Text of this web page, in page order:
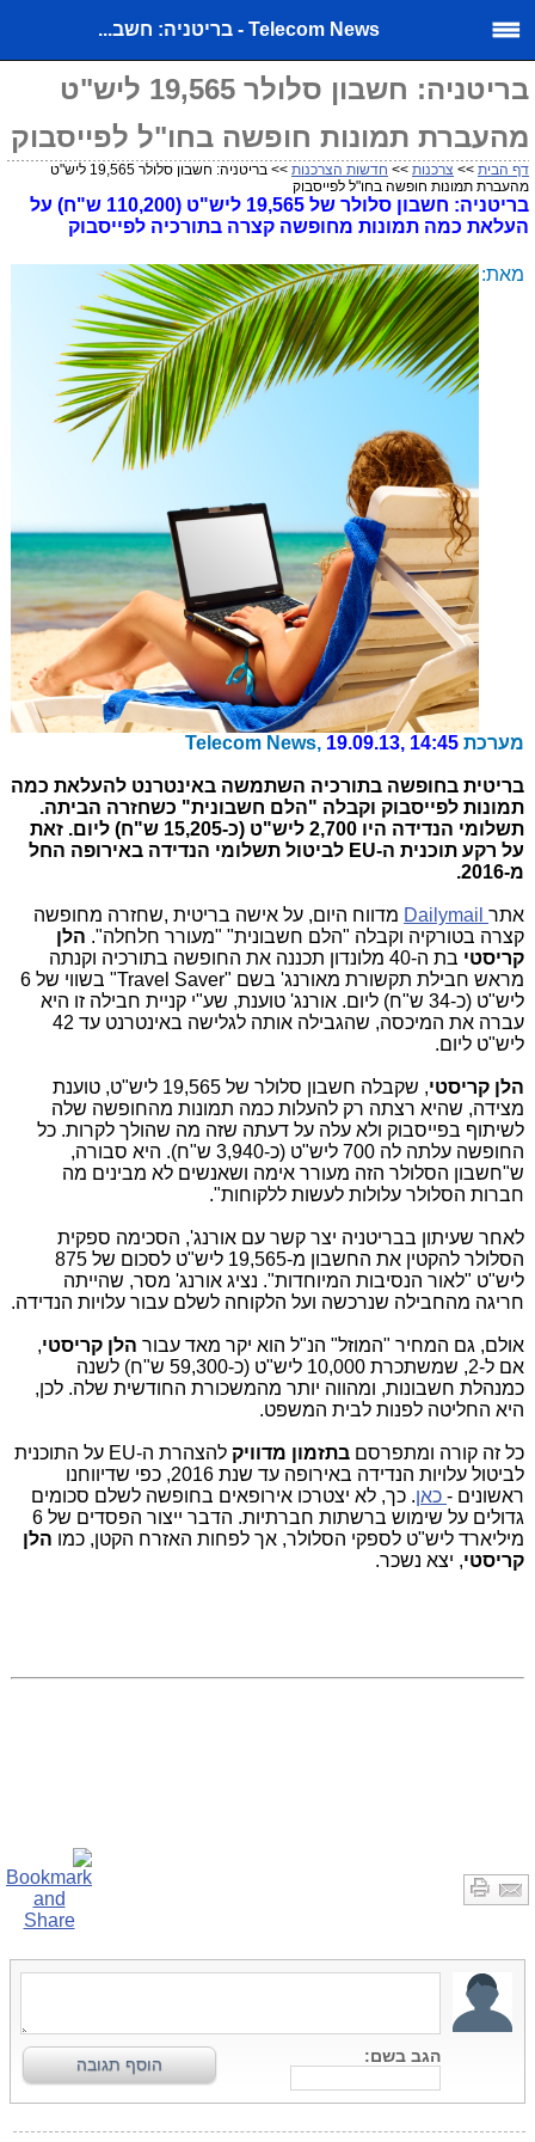
Telecom News - בריטניה: חשב...
בריטניה: חשבון סלולר 19,565 ליש"ט
מהעברת תמונות חופשה בחו"ל לפייסבוק
דף הבית >> צרכנות >> חדשות הצרכנות
>> בריטניה: חשבון סלולר 19,565 ליש"ט
מהעברת תמונות חופשה בחו"ל לפייסבוק
בריטניה: חשבון סלולר של 19,565 ליש"ט (110,200 ש"ח) על
העלאת כמה תמונות מחופשה קצרה בתורכיה לפייסבוק
מאת:
מערכת Telecom News, 19.09.13, 14:45
בריטית בחופשה בתורכיה השתמשה באינטרנט להעלאת כמה
תמונות לפייסבוק וקבלה "הלם חשבונית" כשחזרה הביתה.
תשלומי הנדידה היו 2,700 ליש"ט (כ-15,205 ש"ח) ליום. זאת
על רקע תוכנית ה-EU לביטול תשלומי הנדידה באירופה החל
מ-2016.
אתר
מדווח היום, על אישה בריטית ,שחזרה מחופשה
קצרה בטורקיה וקבלה "הלם חשבונית" "מעורר חלחלה". הלן
קריסטי
בת ה-40 מלונדון תכננה את החופשה בתורכיה וקנתה
מראש חבילת תקשורת מאורנג' בשם "Travel Saver" בשווי של 6
ליש"ט (כ-34 ש"ח) ליום. אורנג' טוענת, שע"י קניית חבילה זו היא
עברה את המיכסה, שהגבילה אותה לגלישה באינטרנט עד 42
ליש"ט ליום.
הלן קריסטי
, שקבלה חשבון סלולר של 19,565 ליש"ט, טוענת
מצידה, שהיא רצתה רק להעלות כמה תמונות מהחופשה שלה
לשיתוף בפייסבוק ולא עלה על דעתה שזה מה שהולך לקרות. כל
החופשה עלתה לה 700 ליש"ט (כ-3,940 ש"ח). היא סבורה,
ש"חשבון הסלולר הזה מעורר אימה ושאנשים לא מבינים מה
חברות הסלולר עלולות לעשות ללקוחות".
לאחר שעיתון בבריטניה יצר קשר עם אורנג', הסכימה ספקית
הסלולר להקטין את החשבון מ-19,565 ליש"ט לסכום של 875
ליש"ט "לאור הנסיבות המיוחדות". נציג אורנג' מסר, שהייתה
חריגה מהחבילה שנרכשה ועל הלקוחה לשלם עבור עלויות הנדידה.
אולם, גם המחיר "המוזל" הנ"ל הוא יקר מאד עבור הלן קריסטי,
אם ל-2, שמשתכרת 10,000 ליש"ט (כ-59,300 ש"ח) לשנה
כמנהלת חשבונות, ומהווה יותר מהמשכורת החודשית שלה. לכן,
היא החליטה לפנות לבית המשפט.
כל זה קורה ומתפרסם בתזמון מדוויק
להצהרת ה-EU על התוכנית
לביטול עלויות הנדידה באירופה עד שנת 2016, כפי שדיווחנו
ראשונים - כאן. כך, לא יצטרכו אירופאים בחופשה לשלם סכומים
גדולים על שימוש ברשתות חברתיות. הדבר ייצור הפסדים של 6
מיליארד ליש"ט לספקי הסלולר, אך לפחות האזרח הקטן, כמו הלן
קריסטי, יצא נשכר.